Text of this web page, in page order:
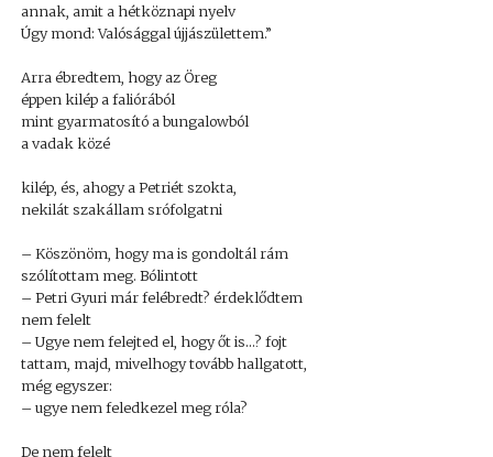
annak, amit a hétköznapi nyelv
Úgy mond: Valósággal újjászülettem.”
Arra ébredtem, hogy az Öreg
éppen kilép a faliórából
mint gyarmatosító a bungalowból
a vadak közé
kilép, és, ahogy a Petriét szokta,
nekilát szakállam srófolgatni
– Köszönöm, hogy ma is gondoltál rám
szólítottam meg. Bólintott
– Petri Gyuri már felébredt? érdeklődtem
nem felelt
– Ugye nem felejted el, hogy őt is…? fojt
tattam, majd, mivelhogy tovább hallgatott,
még egyszer:
– ugye nem feledkezel meg róla?
De nem felelt